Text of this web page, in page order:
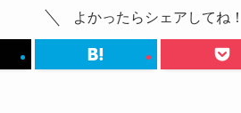
よかったらシェアしてね！